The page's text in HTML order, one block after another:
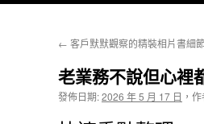
← 客戶默默觀察的精裝相片書細
老業務不說但心裡
發佈日期:2026 年 5 月 17 日 ， 作